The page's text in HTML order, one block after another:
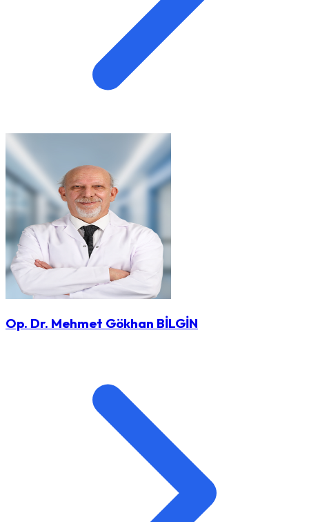
Op. Dr. Mehmet Gökhan BİLGİN